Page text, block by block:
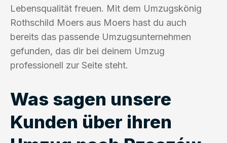
Lebensqualität freuen. Mit dem Umzugskönig
Rothschild Moers aus Moers hast du auch
bereits das passende Umzugsunternehmen
gefunden, das dir bei deinem Umzug
professionell zur Seite steht.
Was sagen unsere
Kunden über ihren